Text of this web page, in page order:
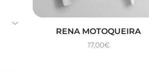
RENA MOTOQUEIRA
17,00€